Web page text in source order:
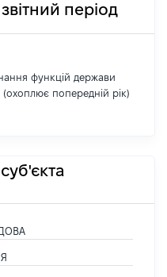
період
функцій держави
попередній рік)